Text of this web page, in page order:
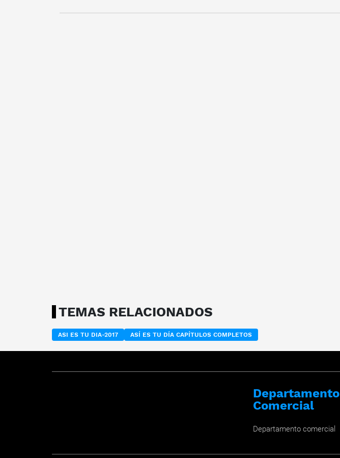
TEMAS RELACIONADOS
ASI ES TU DIA-2017 ASÍ ES TU DÍA CAPÍTULOS COMPLETOS
Departamento
Comercial
Departamento comercial